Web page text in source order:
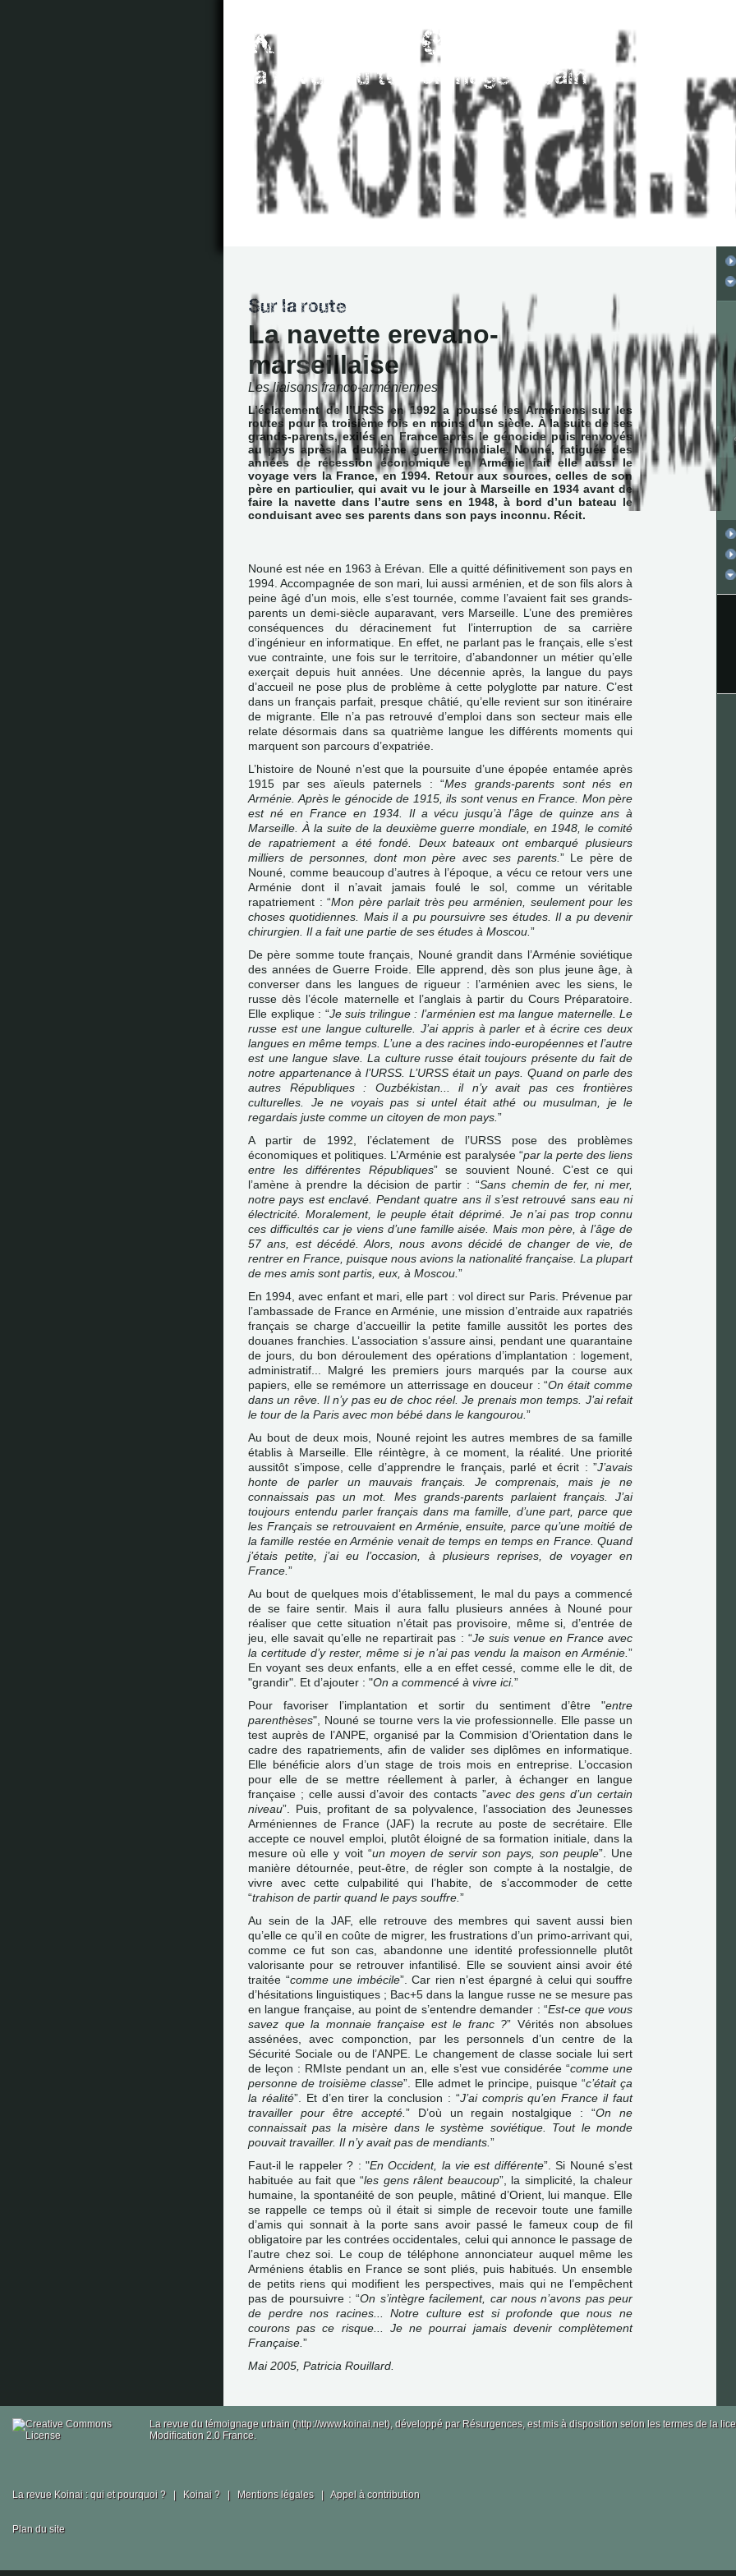
La navette erevano-
marseillaise
Les liaisons franco-arméniennes
L’éclatement de l’URSS en 1992 a poussé les Arméniens sur les
routes pour la troisième fois en moins d’un siècle. À la suite de ses
grands-parents, exilés en France après le génocide puis renvoyés
au pays après la deuxième guerre mondiale, Nouné, fatiguée des
années de récession économique en Arménie fait elle aussi le
voyage vers la France, en 1994. Retour aux sources, celles de son
père en particulier, qui avait vu le jour à Marseille en 1934 avant de
faire la navette dans l’autre sens en 1948, à bord d’un bateau le
conduisant avec ses parents dans son pays inconnu. Récit.
Nouné est née en 1963 à Erévan. Elle a quitté définitivement son pays en
1994. Accompagnée de son mari, lui aussi arménien, et de son fils alors à
peine âgé d’un mois, elle s’est tournée, comme l’avaient fait ses grands-
parents un demi-siècle auparavant, vers Marseille. L’une des premières
conséquences du déracinement fut l’interruption de sa carrière
d’ingénieur en informatique. En effet, ne parlant pas le français, elle s’est
vue contrainte, une fois sur le territoire, d’abandonner un métier qu’elle
exerçait depuis huit années. Une décennie après, la langue du pays
d’accueil ne pose plus de problème à cette polyglotte par nature. C’est
dans un français parfait, presque châtié, qu’elle revient sur son itinéraire
de migrante. Elle n’a pas retrouvé d’emploi dans son secteur mais elle
relate désormais dans sa quatrième langue les différents moments qui
marquent son parcours d’expatriée.
L’histoire de Nouné n’est que la poursuite d’une épopée entamée après
1915 par ses aïeuls paternels : “Mes grands-parents sont nés en
Arménie. Après le génocide de 1915, ils sont venus en France. Mon père
est né en France en 1934. Il a vécu jusqu’à l’âge de quinze ans à
Marseille. À la suite de la deuxième guerre mondiale, en 1948, le comité
de rapatriement a été fondé. Deux bateaux ont embarqué plusieurs
milliers de personnes, dont mon père avec ses parents. ” Le père de
Nouné, comme beaucoup d’autres à l’époque, a vécu ce retour vers une
Arménie dont il n’avait jamais foulé le sol, comme un véritable
rapatriement : “Mon père parlait très peu arménien, seulement pour les
choses quotidiennes. Mais il a pu poursuivre ses études. Il a pu devenir
chirurgien. Il a fait une partie de ses études à Moscou. ”
De père somme toute français, Nouné grandit dans l’Arménie soviétique
des années de Guerre Froide. Elle apprend, dès son plus jeune âge, à
converser dans les langues de rigueur : l’arménien avec les siens, le
russe dès l’école maternelle et l’anglais à partir du Cours Préparatoire.
Elle explique : “Je suis trilingue : l’arménien est ma langue maternelle. Le
russe est une langue culturelle. J’ai appris à parler et à écrire ces deux
langues en même temps. L’une a des racines indo-européennes et l’autre
est une langue slave. La culture russe était toujours présente du fait de
notre appartenance à l’URSS. L’URSS était un pays. Quand on parle des
autres Républiques : Ouzbékistan... il n’y avait pas ces frontières
culturelles. Je ne voyais pas si untel était athé ou musulman, je le
regardais juste comme un citoyen de mon pays. ”
A partir de 1992, l’éclatement de l’URSS pose des problèmes
économiques et politiques. L’Arménie est paralysée “par la perte des liens
entre les différentes Républiques” se souvient Nouné. C’est ce qui
l’amène à prendre la décision de partir : “Sans chemin de fer, ni mer,
notre pays est enclavé. Pendant quatre ans il s’est retrouvé sans eau ni
électricité. Moralement, le peuple était déprimé. Je n’ai pas trop connu
ces difficultés car je viens d’une famille aisée. Mais mon père, à l’âge de
57 ans, est décédé. Alors, nous avons décidé de changer de vie, de
rentrer en France, puisque nous avions la nationalité française. La plupart
de mes amis sont partis, eux, à Moscou. ”
En 1994, avec enfant et mari, elle part : vol direct sur Paris. Prévenue par
l’ambassade de France en Arménie, une mission d’entraide aux rapatriés
français se charge d’accueillir la petite famille aussitôt les portes des
douanes franchies. L’association s’assure ainsi, pendant une quarantaine
de jours, du bon déroulement des opérations d’implantation : logement,
administratif... Malgré les premiers jours marqués par la course aux
papiers, elle se remémore un atterrissage en douceur : “On était comme
dans un rêve. Il n’y pas eu de choc réel. Je prenais mon temps. J’ai refait
le tour de la Paris avec mon bébé dans le kangourou. ”
Au bout de deux mois, Nouné rejoint les autres membres de sa famille
établis à Marseille. Elle réintègre, à ce moment, la réalité. Une priorité
aussitôt s’impose, celle d’apprendre le français, parlé et écrit : ”J’avais
honte de parler un mauvais français. Je comprenais, mais je ne
connaissais pas un mot. Mes grands-parents parlaient français. J’ai
toujours entendu parler français dans ma famille, d’une part, parce que
les Français se retrouvaient en Arménie, ensuite, parce qu’une moitié de
la famille restée en Arménie venait de temps en temps en France. Quand
j’étais petite, j’ai eu l’occasion, à plusieurs reprises, de voyager en
France. ”
Au bout de quelques mois d’établissement, le mal du pays a commencé
de se faire sentir. Mais il aura fallu plusieurs années à Nouné pour
réaliser que cette situation n’était pas provisoire, même si, d’entrée de
jeu, elle savait qu’elle ne repartirait pas : “Je suis venue en France avec
la certitude d’y rester, même si je n’ai pas vendu la maison en Arménie. ”
En voyant ses deux enfants, elle a en effet cessé, comme elle le dit, de
"grandir". Et d’ajouter : "On a commencé à vivre ici.”
Pour favoriser l’implantation et sortir du sentiment d’être "entre
parenthèses", Nouné se tourne vers la vie professionnelle. Elle passe un
test auprès de l’ANPE, organisé par la Commision d’Orientation dans le
cadre des rapatriements, afin de valider ses diplômes en informatique.
Elle bénéficie alors d’un stage de trois mois en entreprise. L’occasion
pour elle de se mettre réellement à parler, à échanger en langue
française ; celle aussi d’avoir des contacts ”avec des gens d’un certain
niveau”. Puis, profitant de sa polyvalence, l’association des Jeunesses
Arméniennes de France (JAF) la recrute au poste de secrétaire. Elle
accepte ce nouvel emploi, plutôt éloigné de sa formation initiale, dans la
mesure où elle y voit “un moyen de servir son pays, son peuple”. Une
manière détournée, peut-être, de régler son compte à la nostalgie, de
vivre avec cette culpabilité qui l’habite, de s’accommoder de cette
“trahison de partir quand le pays souffre. ”
Au sein de la JAF, elle retrouve des membres qui savent aussi bien
qu’elle ce qu’il en coûte de migrer, les frustrations d’un primo-arrivant qui,
comme ce fut son cas, abandonne une identité professionnelle plutôt
valorisante pour se retrouver infantilisé. Elle se souvient ainsi avoir été
traitée “comme une imbécile”. Car rien n’est épargné à celui qui souffre
d’hésitations linguistiques ; Bac+5 dans la langue russe ne se mesure pas
en langue française, au point de s’entendre demander : “Est-ce que vous
savez que la monnaie française est le franc ?” Vérités non absolues
assénées, avec componction, par les personnels d’un centre de la
Sécurité Sociale ou de l’ANPE. Le changement de classe sociale lui sert
de leçon : RMIste pendant un an, elle s’est vue considérée “comme une
personne de troisième classe”. Elle admet le principe, puisque “c’était ça
la réalité”. Et d’en tirer la conclusion : “J’ai compris qu’en France il faut
travailler pour être accepté. ” D’où un regain nostalgique : “On ne
connaissait pas la misère dans le système soviétique. Tout le monde
pouvait travailler. Il n’y avait pas de mendiants. ”
Faut-il le rappeler ? : "En Occident, la vie est différente”. Si Nouné s’est
habituée au fait que “les gens râlent beaucoup”, la simplicité, la chaleur
humaine, la spontanéité de son peuple, mâtiné d’Orient, lui manque. Elle
se rappelle ce temps où il était si simple de recevoir toute une famille
d’amis qui sonnait à la porte sans avoir passé le fameux coup de fil
obligatoire par les contrées occidentales, celui qui annonce le passage de
l’autre chez soi. Le coup de téléphone annonciateur auquel même les
Arméniens établis en France se sont pliés, puis habitués. Un ensemble
de petits riens qui modifient les perspectives, mais qui ne l’empêchent
pas de poursuivre : “On s’intègre facilement, car nous n’avons pas peur
de perdre nos racines... Notre culture est si profonde que nous ne
courons pas ce risque... Je ne pourrai jamais devenir complètement
Française. ”
Mai 2005, Patricia Rouillard.
La revue du témoignage urbain (http://www.koinai.net), développé par Résurgences, est mis à disposition selon les termes de la
Modification 2.0 France.
La revue Koinai : qui et pourquoi ? | Koinai ? | Mentions légales | Appel à contribution
Plan du site